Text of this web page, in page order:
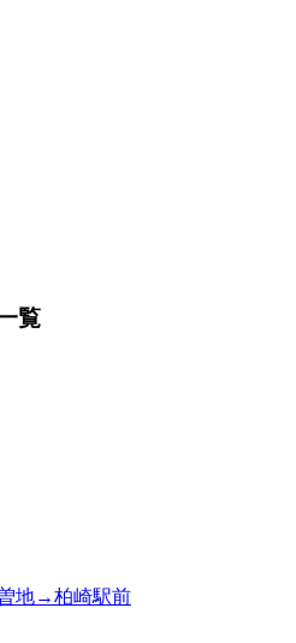
覧
地→柏崎駅前